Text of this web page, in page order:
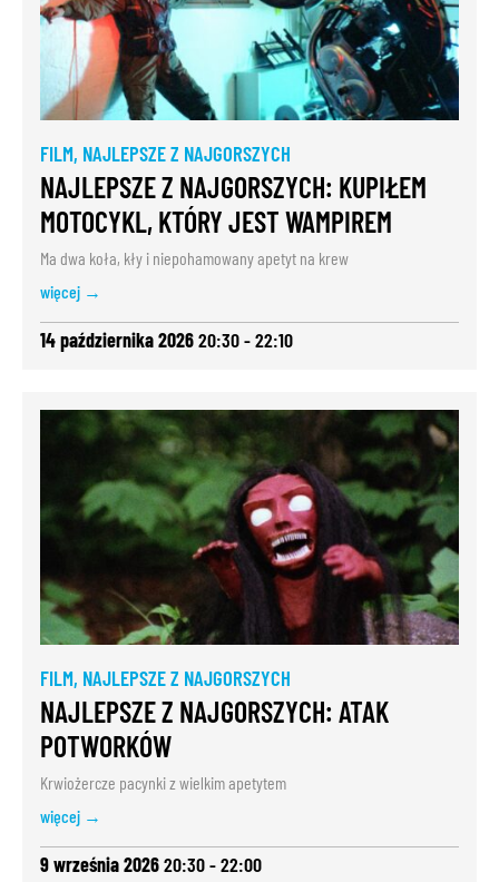
FILM, NAJLEPSZE Z NAJGORSZYCH
NAJLEPSZE Z NAJGORSZYCH: KUPIŁEM
MOTOCYKL, KTÓRY JEST WAMPIREM
Ma dwa koła, kły i niepohamowany apetyt na krew
więcej →
14 października 202620:30 - 22:10
FILM, NAJLEPSZE Z NAJGORSZYCH
NAJLEPSZE Z NAJGORSZYCH: ATAK
POTWORKÓW
Krwiożercze pacynki z wielkim apetytem
więcej →
9 września 202620:30 - 22:00